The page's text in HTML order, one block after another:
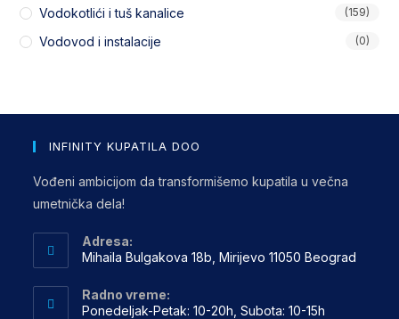
Vodokotlići i tuš kanalice (159)
Vodovod i instalacije (0)
INFINITY KUPATILA DOO
Vođeni ambicijom da transformišemo kupatila u večna
umetnička dela!
Adresa:
Mihaila Bulgakova 18b, Mirijevo 11050 Beograd
Radno vreme:
Ponedeljak-Petak: 10-20h, Subota: 10-15h